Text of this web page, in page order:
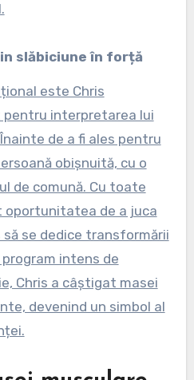
slăbiciune în forță
este Chris
interpretarea lui
de a fi ales pentru
obișnuită, cu o
de comună. Cu toate
oportunitatea de a juca
să se dedice transformării
intens de
Chris a câștigat masei
devenind un simbol al